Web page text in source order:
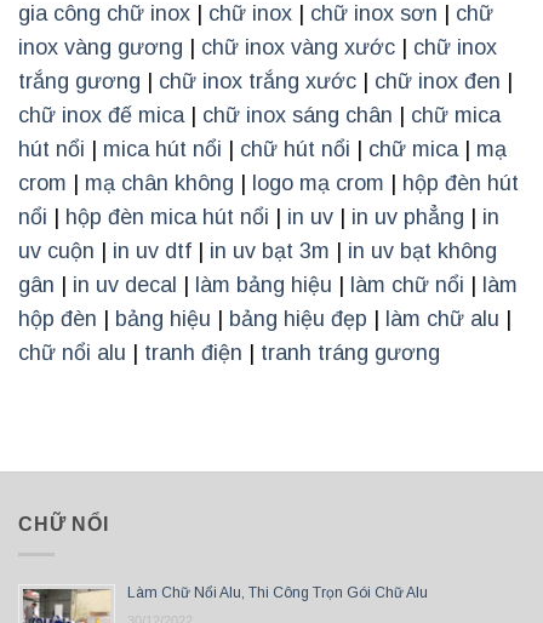
gia công chữ inox chữ inox chữ inox sơn
chữ
inox vàng gương
chữ inox vàng xước
chữ inox
trắng gương
chữ inox trắng xước chữ inox đen
chữ inox đế mica| chữ inox sáng chân
chữ mica
hút nổi
mica hút nổi chữ hút nổi chữ mica| mạ
crom
mạ chân không logo mạ crom
hộp đèn hút
nổi
hộp đèn mica hút nổi in uv in uv phẳng
in
uv cuộn
in uv dtf in uv bạt 3m
in uv bạt không
gân
in uv decal làm bảng hiệu làm chữ nổi
làm
hộp đèn
bảng hiệu bảng hiệu đẹp làm chữ alu
chữ nổi alu
tranh điện tranh tráng gương
CHỮ NỔI
Làm Chữ Nổi Alu, Thi Công Trọn Gói Chữ Alu